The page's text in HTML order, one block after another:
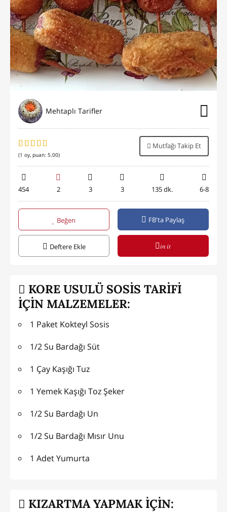
Mehtaplı Tarifler
(1 oy, puan: 5.00)
Mutfağı Takip Et
454 2 3 3 135 dk. 6-8
Beğen FB'ta Paylaş
Deftere Ekle in it
KORE USULÜ SOSİS TARİFİ
İÇİN MALZEMELER:
1 Paket Kokteyl Sosis
1/2 Su Bardağı Süt
1 Çay Kaşığı Tuz
1 Yemek Kaşığı Toz Şeker
1/2 Su Bardağı Un
1/2 Su Bardağı Mısır Unu
1 Adet Yumurta
KIZARTMA YAPMAK İÇİN: